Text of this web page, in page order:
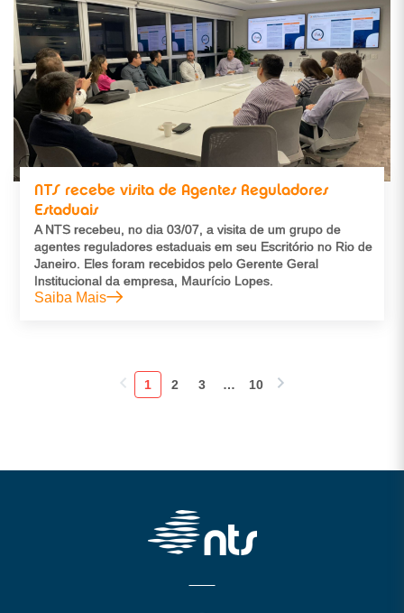
NTS recebe visita de Agentes Reguladores
Estaduais
A NTS recebeu, no dia 03/07, a visita de um grupo de
agentes reguladores estaduais em seu Escritório no Rio de
Janeiro. Eles foram recebidos pelo Gerente Geral
Institucional da empresa, Maurício Lopes.
Saiba Mais
1 2 3 … 10